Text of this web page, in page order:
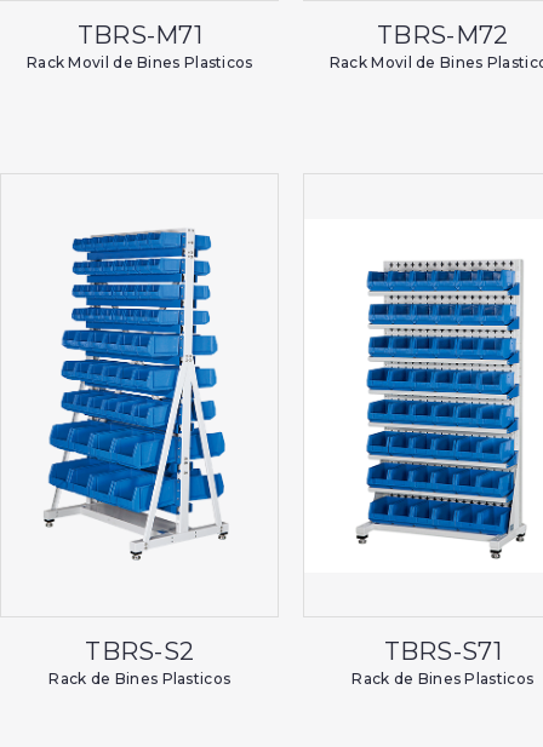
TBRS-M71
Rack Movil de Bines Plasticos
TBRS-M72
Rack Movil de Bines
TBRS-S2
Rack de Bines Plasticos
TBRS-S71
Rack de Bines Plasticos